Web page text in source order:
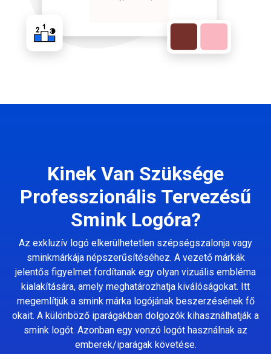
Kinek Van Szüksége
Professzionális Tervezésű
Smink Logóra?
Az exkluzív logó elkerülhetetlen szépségszalonja vagy
sminkmárkája népszerűsítéséhez. A vezető márkák
jelentős figyelmet fordítanak egy olyan vizuális embléma
kialakítására, amely meghatározhatja kiválóságokat. Itt
megemlítjük a smink márka logójának beszerzésének fő
okait. A különböző iparágakban dolgozók kihasználhatják a
smink logót. Azonban egy vonzó logót használnak az
emberek/iparágak követése.